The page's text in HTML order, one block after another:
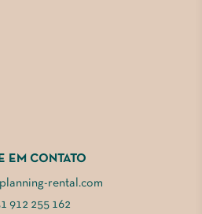
EM CONTATO
rental.com
912 255 162